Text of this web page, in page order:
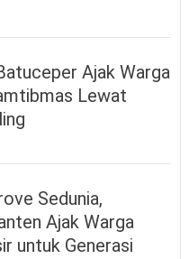
Ajak Warga
Lewat
Sedunia,
Ajak Warga
untuk Generasi